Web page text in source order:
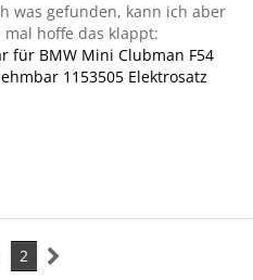
was gefunden, kann ich aber
hoffe das klappt:
für BMW Mini Clubman F54
1153505 Elektrosatz
2